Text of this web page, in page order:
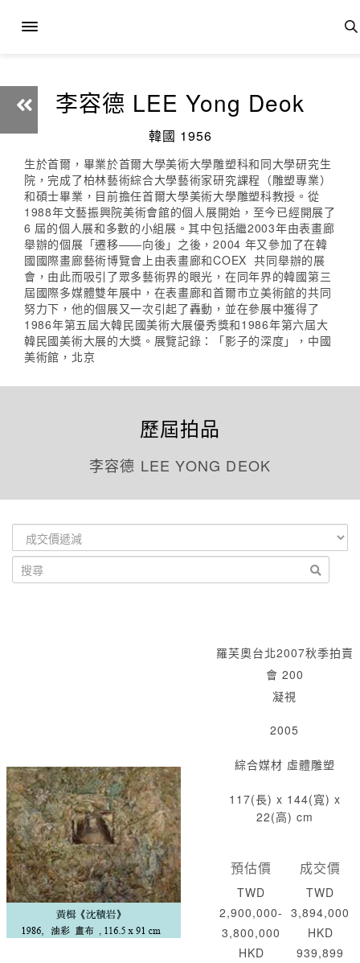
李容德 LEE Yong Deok
韓國 1956
生於首爾，畢業於首爾大學美術大學雕塑科和同大學研究生
院，完成了柏林藝術綜合大學藝術家研究課程（雕塑專業）
和碩士畢業，目前擔任首爾大學美術大學雕塑科教授。從
1988年文藝振興院美術會館的個人展開始，至今已經開展了
6 屆的個人展和多數的小組展。其中包括繼2003年由表畫廊
舉辦的個展「遷移——向後」之後，2004 年又參加了在韓
國國際畫廊藝術博覽會上由表畫廊和COEX 共同舉辦的展
會，由此而吸引了眾多藝術界的眼光，在同年界的韓國第三
屆國際多媒體雙年展中，在表畫廊和首爾市立美術館的共同
努力下，他的個展又一次引起了轟動，並在參展中獲得了
1986年第五屆大韓民國美術大展優秀獎和1986年第六屆大
韓民國美術大展的大獎。展覽記錄：「影子的深度」，中國
美術館，北京
歷屆拍品
李容德 LEE YONG DEOK
羅芙奧台北2007秋季拍賣
會 200
凝視
2005
綜合媒材 虛體雕塑
117(長) x 144(寬) x
22(高) cm
預估價
TWD
2,900,000-
3,800,000
HKD
成交價
TWD
3,894,000
HKD
939,899